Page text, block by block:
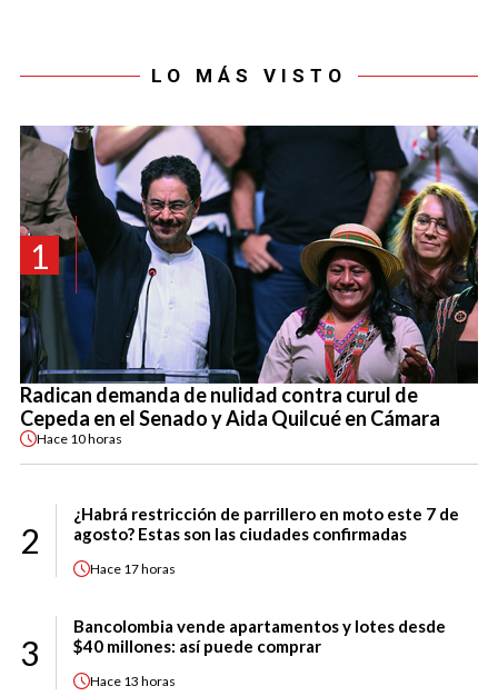
LO MÁS VISTO
1
Radican demanda de nulidad contra curul de
Cepeda en el Senado y Aida Quilcué en Cámara
Hace 10 horas
2
¿Habrá restricción de parrillero en moto este 7 de
agosto? Estas son las ciudades confirmadas
Hace 17 horas
3
Bancolombia vende apartamentos y lotes desde
$40 millones: así puede comprar
Hace 13 horas